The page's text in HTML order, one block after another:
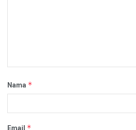
Nama *
Email *